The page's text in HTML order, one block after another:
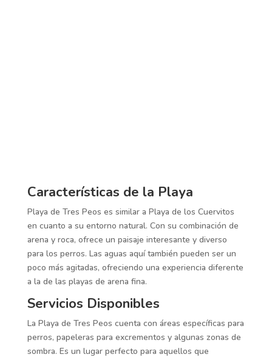
Características de la Playa
Playa de Tres Peos es similar a Playa de los Cuervitos
en cuanto a su entorno natural. Con su combinación de
arena y roca, ofrece un paisaje interesante y diverso
para los perros. Las aguas aquí también pueden ser un
poco más agitadas, ofreciendo una experiencia diferente
a la de las playas de arena fina.
Servicios Disponibles
La Playa de Tres Peos cuenta con áreas específicas para
perros, papeleras para excrementos y algunas zonas de
sombra. Es un lugar perfecto para aquellos que